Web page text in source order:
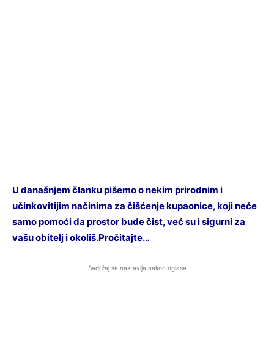
U današnjem članku pišemo o nekim prirodnim i
učinkovitijim načinima za čišćenje kupaonice, koji neće
samo pomoći da prostor bude čist, već su i sigurni za
vašu obitelj i okoliš.Pročitajte…
Sadržaj se nastavlja nakon oglasa